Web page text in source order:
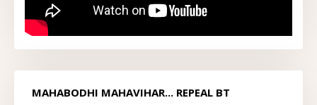
MAHABODHI MAHAVIHAR... REPEAL BT